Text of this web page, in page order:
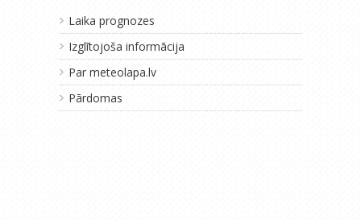
Laika prognozes
Izglītojoša informācija
Par meteolapa.lv
Pārdomas